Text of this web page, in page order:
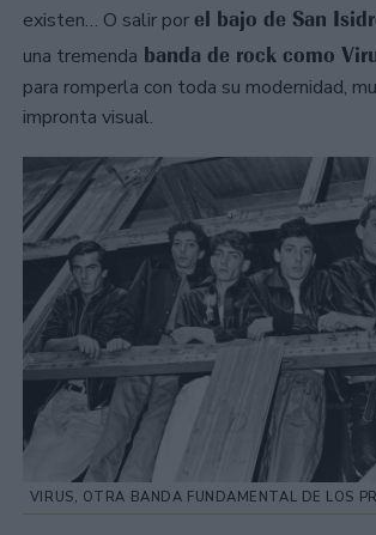
existen… O salir porel bajo de San
una tremenda banda de rock como
para romperla con toda su modernidad,
impronta visual.
VIRUS, OTRA BANDA FUNDAMENTAL DE LOS